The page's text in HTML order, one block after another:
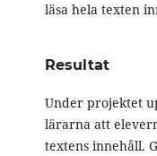
läsa hela texten
Resultat
Under projektet
lärarna att
textens innehåll.